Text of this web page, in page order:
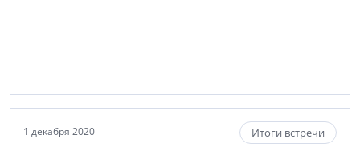
1 декабря 2020 Итоги встречи